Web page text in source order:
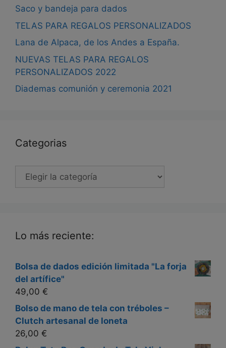
Saco y bandeja para dados
TELAS PARA REGALOS PERSONALIZADOS
Lana de Alpaca, de los Andes a España.
NUEVAS TELAS PARA REGALOS
PERSONALIZADOS 2022
Diademas comunión y ceremonia 2021
Categorias
Categorias
Lo más reciente:
Bolsa de dados edición limitada "La forja
del artífice"
49,00 €
Bolso de mano de tela con tréboles –
Clutch artesanal de loneta
26,00 €